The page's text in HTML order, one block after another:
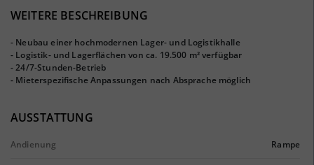
WEITERE BESCHREIBUNG
- Neubau einer hochmodernen Lager- und Logistikhalle
- Logistik- und Lagerflächen von ca. 19.500 m² verfügbar
- 24/7-Stunden-Betrieb
- Mieterspezifische Anpassungen nach Absprache möglich
AUSSTATTUNG
Andienung Rampe